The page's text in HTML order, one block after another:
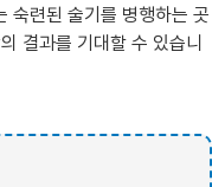
숙련된 술기를 병행하는 곳
결과를 기대할 수 있습니